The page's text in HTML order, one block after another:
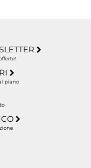
piano